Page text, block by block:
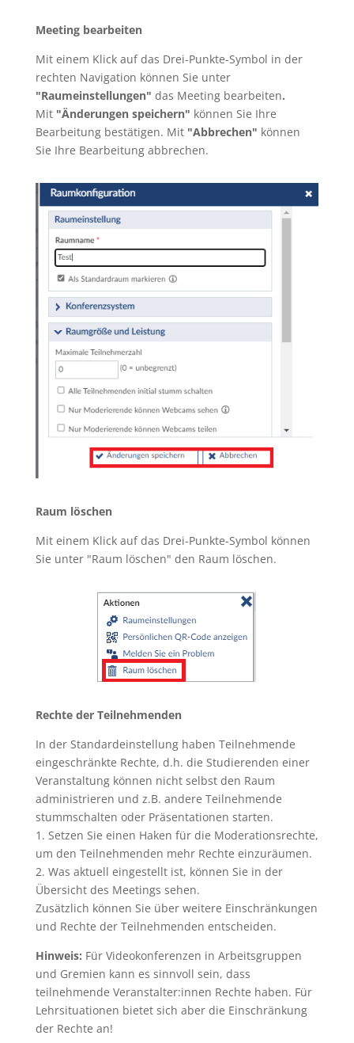
Meeting bearbeiten
Mit einem Klick auf das Drei-Punkte-Symbol in der
rechten Navigation können Sie unter
"Raumeinstellungen" das Meeting bearbeiten.
Mit "Änderungen speichern" können Sie Ihre
Bearbeitung bestätigen. Mit "Abbrechen" können
Sie Ihre Bearbeitung abbrechen.
Raum löschen
Mit einem Klick auf das Drei-Punkte-Symbol können
Sie unter "Raum löschen" den Raum löschen.
Rechte der Teilnehmenden
In der Standardeinstellung haben Teilnehmende
eingeschränkte Rechte, d.h. die Studierenden einer
Veranstaltung können nicht selbst den Raum
administrieren und z.B. andere Teilnehmende
stummschalten oder Präsentationen starten.
1. Setzen Sie einen Haken für die Moderationsrechte,
um den Teilnehmenden mehr Rechte einzuräumen.
2. Was aktuell eingestellt ist, können Sie in der
Übersicht des Meetings sehen.
Zusätzlich können Sie über weitere Einschränkungen
und Rechte der Teilnehmenden entscheiden.
Hinweis: Für Videokonferenzen in Arbeitsgruppen
und Gremien kann es sinnvoll sein, dass
teilnehmende Veranstalter:innen Rechte haben. Für
Lehrsituationen bietet sich aber die Einschränkung
der Rechte an!